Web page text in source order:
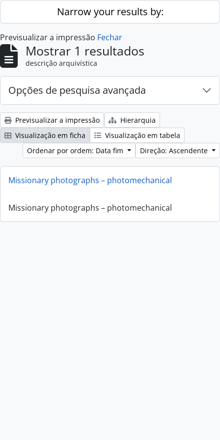
Skip to main contentNarrow your results by:
Previsualizar a impressão Fechar
Mostrar 1 resultados
descrição arquivística
Opções de pesquisa avançada
Previsualizar a impressão
Hierarquia
Visualização em ficha
Visualização em tabela
Ordenar por ordem: Data fim
Direção: Ascendente
Missionary photographs – photomechanical
Missionary photographs – photomechanical